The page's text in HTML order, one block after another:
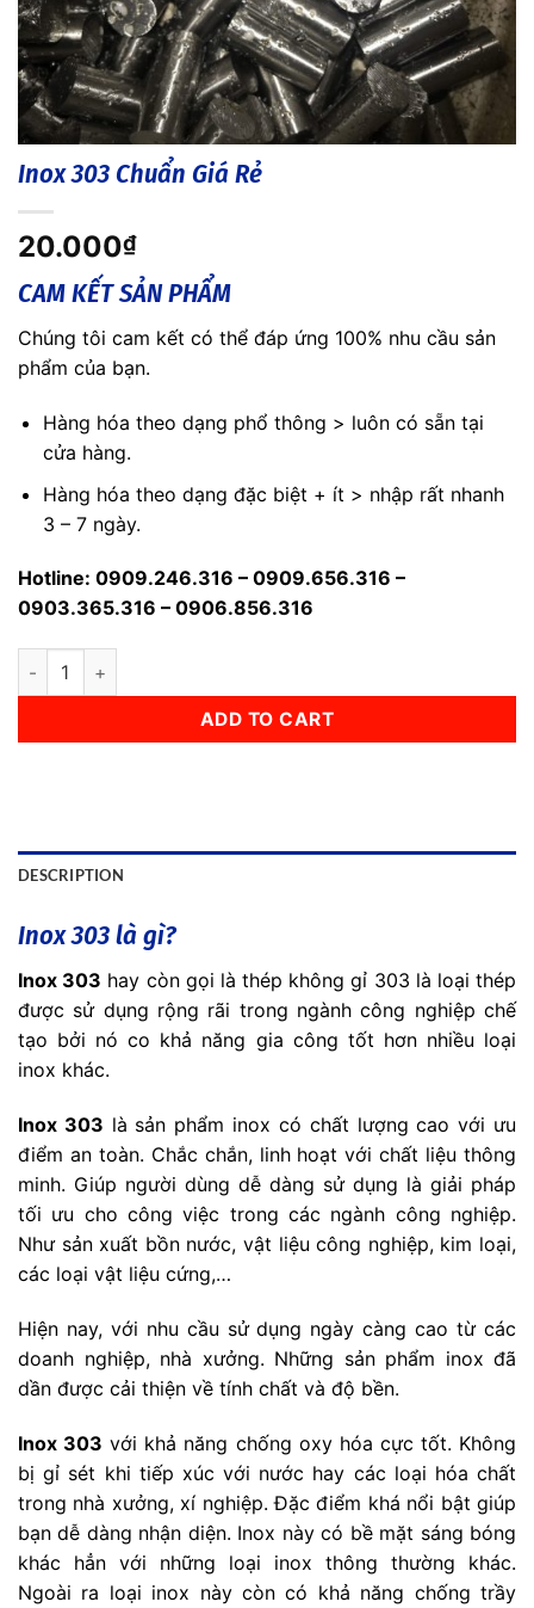
Inox 303 Chuẩn Giá Rẻ
20.000₫
CAM KẾT SẢN PHẨM
Chúng tôi cam kết có thể đáp ứng 100% nhu cầu sản
phẩm của bạn.
Hàng hóa theo dạng phổ thông > luôn có sẵn tại
cửa hàng.
Hàng hóa theo dạng đặc biệt + ít > nhập rất nhanh
3 – 7 ngày.
Hotline: 0909.246.316 – 0909.656.316 –
0903.365.316 – 0906.856.316
Inox 303 Chuẩn Giá Rẻ quantity
ADD TO CART
DESCRIPTION
Inox 303 là gì?
Inox 303 hay còn gọi là thép không gỉ 303 là loại thép
được sử dụng rộng rãi trong ngành công nghiệp chế
tạo bởi nó co khả năng gia công tốt hơn nhiều loại
inox khác.
Inox 303 là sản phẩm inox có chất lượng cao với ưu
điểm an toàn. Chắc chắn, linh hoạt với chất liệu thông
minh. Giúp người dùng dễ dàng sử dụng là giải pháp
tối ưu cho công việc trong các ngành công nghiệp.
Như sản xuất bồn nước, vật liệu công nghiệp, kim loại,
các loại vật liệu cứng,…
Hiện nay, với nhu cầu sử dụng ngày càng cao từ các
doanh nghiệp, nhà xưởng. Những sản phẩm inox đã
dần được cải thiện về tính chất và độ bền.
Inox 303 với khả năng chống oxy hóa cực tốt. Không
bị gỉ sét khi tiếp xúc với nước hay các loại hóa chất
trong nhà xưởng, xí nghiệp. Đặc điểm khá nổi bật giúp
bạn dễ dàng nhận diện. Inox này có bề mặt sáng bóng
khác hẳn với những loại inox thông thường khác.
Ngoài ra loại inox này còn có khả năng chống trầy